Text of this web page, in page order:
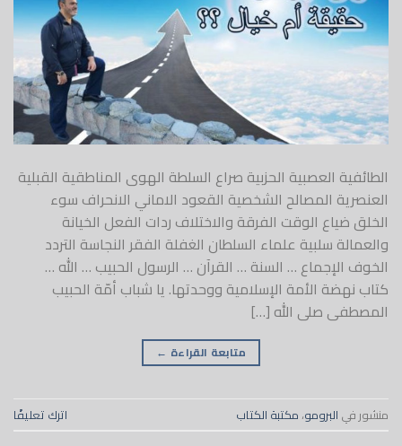
الطائفية العصبية الحزبية صراع السلطة الهوى المناطقية القبلية
العنصرية المصالح الشخصية القعود الاماني الانحراف سوء
الخلق ضياع الوقت الفرقة والاختلاف ردات الفعل الخيانة
والعمالة سلبية علماء السلطان الغفلة الفقر النجاسة التردد
الخوف الإجماع … السنة … القرآن … الرسول الحبيب … الله …
كتاب نهضة الأمة الإسلامية ووحدتها. يا شباب أمّة الحبيب
المصطفى صلى الله […]
متابعة القراءة ←
منشور في البرومو، مكتبة الكتاب اترك تعليقًا